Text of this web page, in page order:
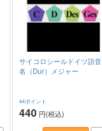
サイコロシールドイツ語音
名（Dur）メジャー
44ポイント
440 円(税込)